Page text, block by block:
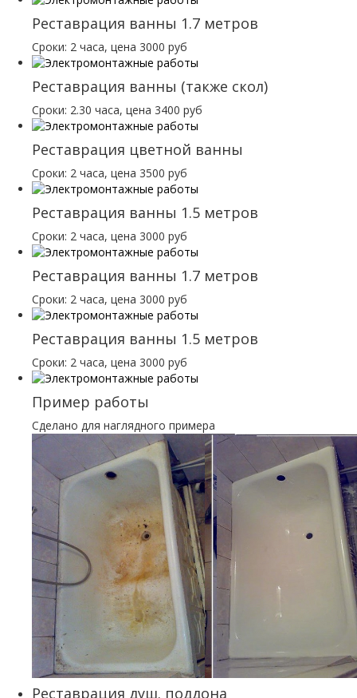
Реставрация ванны 1.7 метров
Сроки: 2 часа, цена 3000 руб
Реставрация ванны (также скол)
Сроки: 2.30 часа, цена 3400 руб
Реставрация цветной ванны
Сроки: 2 часа, цена 3500 руб
Реставрация ванны 1.5 метров
Сроки: 2 часа, цена 3000 руб
Реставрация ванны 1.7 метров
Сроки: 2 часа, цена 3000 руб
Реставрация ванны 1.5 метров
Сроки: 2 часа, цена 3000 руб
Пример работы
Сделано для наглядного примера
Реставрация душ. поддона